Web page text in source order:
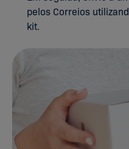
pelos Correios
kit.